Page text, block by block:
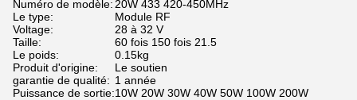
Numéro de modèle: 20W 433 420-450MHz
Le type:
Module RF
Voltage:
28 à 32 V
Taille:
60 fois 150 fois 21.5
Le poids:
0.15kg
Produit d'origine:
Le soutien
garantie de qualité: 1 année
Puissance de sortie:10W 20W 30W 40W 50W 100W 200W